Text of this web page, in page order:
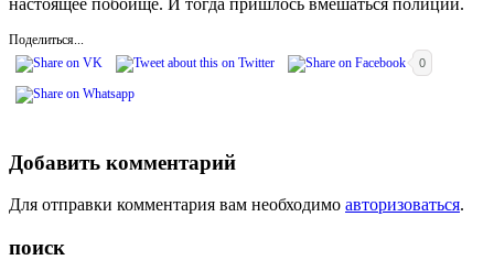
Поделиться...
0
Добавить комментарий
Для отправки комментария вам необходимо авторизоваться.
поиск